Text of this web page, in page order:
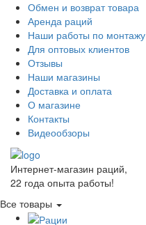
Обмен и возврат товара
Аренда раций
Наши работы по монтажу
Для оптовых клиентов
Отзывы
Наши магазины
Доставка и оплата
О магазине
Контакты
Видеообзоры
Интернет-магазин раций,
22 года опыта работы!
Все товары